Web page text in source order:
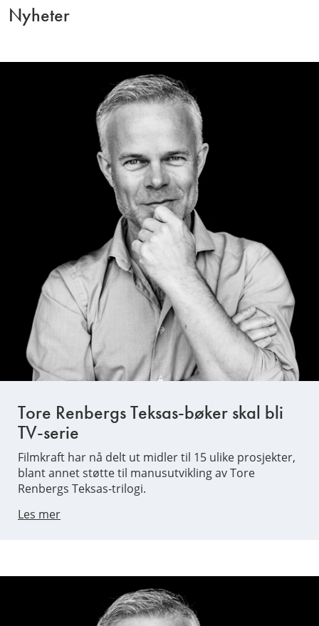
Nyheter
Tore Renbergs Teksas-bøker skal bli
TV-serie
Filmkraft har nå delt ut midler til 15 ulike prosjekter,
blant annet støtte til manusutvikling av Tore
Renbergs Teksas-trilogi.
Les mer